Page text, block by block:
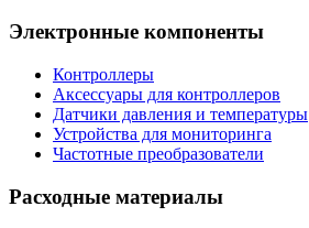
Электронные компоненты
Контроллеры
Аксессуары для контроллеров
Датчики давления и температуры
Устройства для мониторинга
Частотные преобразователи
Расходные материалы